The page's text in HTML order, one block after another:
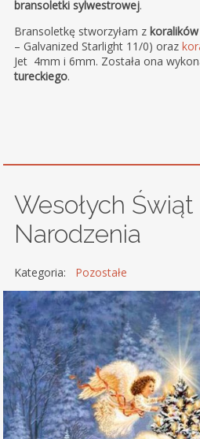
bransoletki sylwestrowej.
Bransoletkę stworzyłam z koralików
– Galvanized Starlight 11/0) oraz
Jet 4mm i 6mm. Została ona
tureckiego.
Wesołych
Narodzenia
Kategoria: Pozostałe